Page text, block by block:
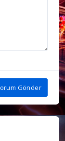
Gönder